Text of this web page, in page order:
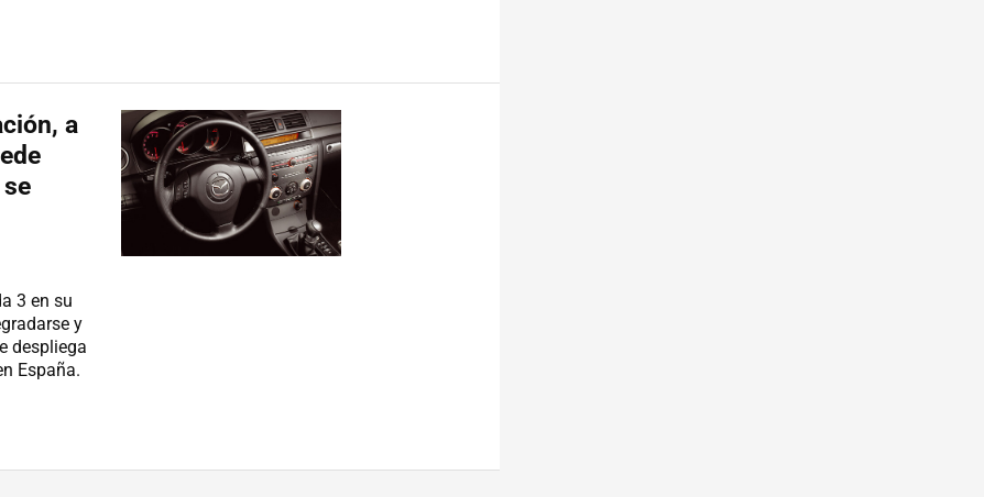
a
3 en su
y
despliega
España.